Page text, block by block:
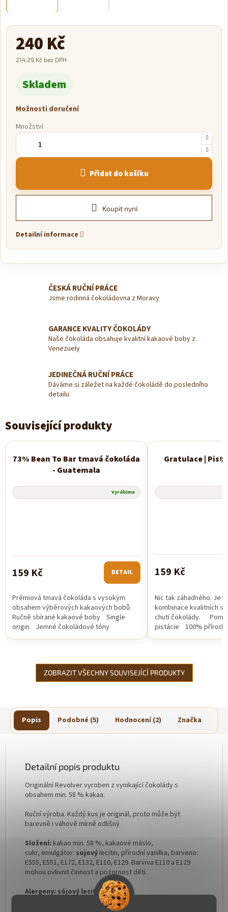
240 Kč
214,29 Kč bez DPH
cena:
Skladem
Možnosti doručení
Množství
Přidat do košíku
Koupit nyní
Detailní informace
ČESKÁ RUČNÍ PRÁCE
Jsme rodinná čokoládovna z Moravy
GARANCE KVALITY ČOKOLÁDY
Naše čokoláda obsahuje kvalitní kakaové boby z
Venezuely
JEDINEČNÁ RUČNÍ PRÁCE
Dáváme si záležet na každé čokoládě do posledního
detailu
Související produkty
73% Bean To Bar tmavá čokoláda
- Guatemala
Vyrábíme
159 Kč DETAIL
Prémiová tmavá čokoláda s vysokým
obsahem výběrových kakaových bobů.
Ručně sbírané kakaové boby Single
origin Jemné čokoládové tóny
Gratulace |
159 Kč
Nic tak záhadného. Jen
kombinace kvalitních
chutí čokolády.
pistácie 100% přírodní
ZOBRAZIT VŠECHNY SOUVISEJÍCÍ PRODUKTY
Popis Podobné (5) Hodnocení (2) Značka
Detailní popis produktu
Originální Revolver vyroben z vynikající čokolády s
obsahem min. 58 % kakaa.
Ruční výroba. Každý kus je originál, proto může být
barevně i váhově mírně odlišný
Složení: kakao min. 58 %, kakaové máslo,
cukr, emulgátor: sojový lecitin, přírodní vanilka, barveno:
E555, E551, E172, E132, E110, E129. Barviva E110 a E129
mohou ovlivnit činnost a pozornost dětí.
Alergeny: sójový lecitin